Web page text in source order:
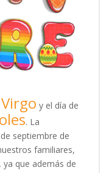
Virgo y el día de
. La
septiembre de
familiares,
que además de